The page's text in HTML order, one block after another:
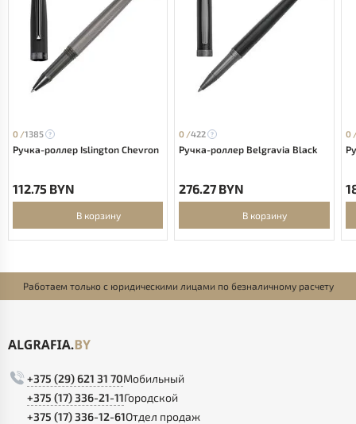
0 /1385
Ручка-роллер Islington Chevron
112.75 BYN
В корзину
0 /422
Ручка-роллер Belgravia Black
276.27 BYN
В корзину
0
Работаем только с юридическими лицами по безналичному расчету
+375 (29) 621 31 70Мобильный
+375 (17) 336-21-11Городской
+375 (17) 336-12-61Отдел продаж